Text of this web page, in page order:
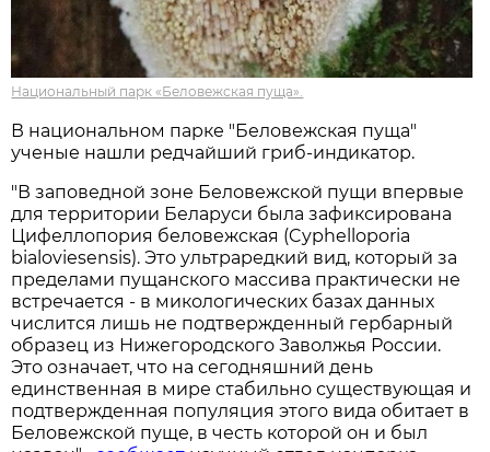
Национальный парк «Беловежская пуща».
В национальном парке "Беловежская пуща"
ученые нашли редчайший гриб-индикатор.
"В заповедной зоне Беловежской пущи впервые
для территории Беларуси была зафиксирована
Цифеллопория беловежская (Cyphelloporia
bialoviesensis). Это ультраредкий вид, который за
пределами пущанского массива практически не
встречается - в микологических базах данных
числится лишь не подтвержденный гербарный
образец из Нижегородского Заволжья России.
Это означает, что на сегодняшний день
единственная в мире стабильно существующая и
подтвержденная популяция этого вида обитает в
Беловежской пуще, в честь которой он и был